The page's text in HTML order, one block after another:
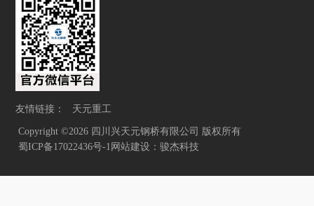
友情链接： 天元重工
Copyright ©2026 四川兴天元钢桥有限公司 版权所有
蜀ICP备17022436号-1 网站建设：骏杰科技